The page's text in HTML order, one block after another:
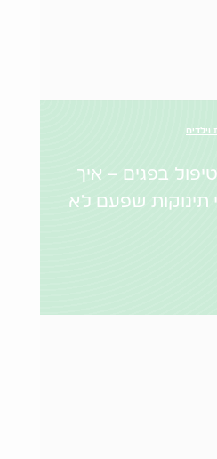
וילדים
בפגים – איך
תינוקות שפעם לא